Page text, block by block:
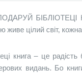
БІБЛІОТЕЦІ
цілий світ,
книга – це
видань. Бо